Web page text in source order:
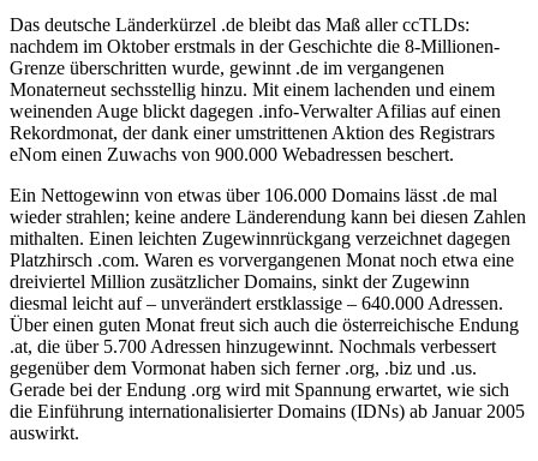
Das deutsche Länderkürzel .de bleibt das Maß aller ccTLDs:
nachdem im Oktober erstmals in der Geschichte die 8-Millionen-
Grenze überschritten wurde, gewinnt .de im vergangenen
Monaterneut sechsstellig hinzu. Mit einem lachenden und einem
weinenden Auge blickt dagegen .info-Verwalter Afilias auf einen
Rekordmonat, der dank einer umstrittenen Aktion des Registrars
eNom einen Zuwachs von 900.000 Webadressen beschert.
Ein Nettogewinn von etwas über 106.000 Domains lässt .de mal
wieder strahlen; keine andere Länderendung kann bei diesen Zahlen
mithalten. Einen leichten Zugewinnrückgang verzeichnet dagegen
Platzhirsch .com. Waren es vorvergangenen Monat noch etwa eine
dreiviertel Million zusätzlicher Domains, sinkt der Zugewinn
diesmal leicht auf – unverändert erstklassige – 640.000 Adressen.
Über einen guten Monat freut sich auch die österreichische Endung
.at, die über 5.700 Adressen hinzugewinnt. Nochmals verbessert
gegenüber dem Vormonat haben sich ferner .org, .biz und .us.
Gerade bei der Endung .org wird mit Spannung erwartet, wie sich
die Einführung internationalisierter Domains (IDNs) ab Januar 2005
auswirkt.